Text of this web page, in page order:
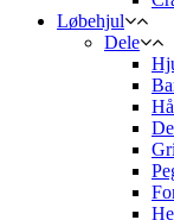
Løbehjul
Dele